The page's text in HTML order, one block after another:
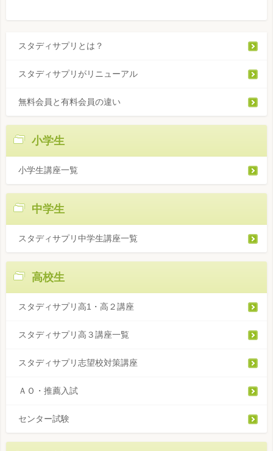
スタディサプリとは？
スタディサプリがリニューアル
無料会員と有料会員の違い
小学生
小学生講座一覧
中学生
スタディサプリ中学生講座一覧
高校生
スタディサプリ高1・高２講座
スタディサプリ高３講座一覧
スタディサプリ志望校対策講座
ＡＯ・推薦入試
センター試験